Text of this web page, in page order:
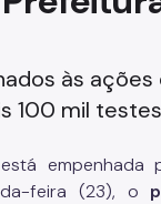
Cemiteriais
às
100 mil
empenhada
feira (23), o